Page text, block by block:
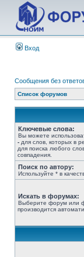
Вход
Сообщения без
Список форумов
Ключевые слова:
Вы можете
- для слов, которых в
для поиска любого
совпадения.
Поиск по автору:
Используйте * в
Искать в форумах:
Выберите форум или
производится